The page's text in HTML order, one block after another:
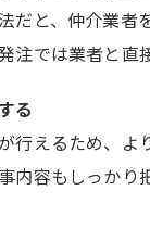
だと、仲介業者
注では業者と直
る
行えるため、よ
内容もしっかり